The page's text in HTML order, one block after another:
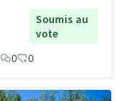
Soumis au
vote
0 0